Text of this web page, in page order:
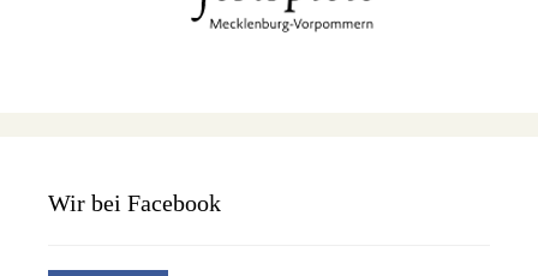
Wir bei Facebook